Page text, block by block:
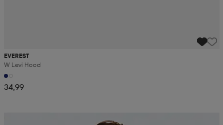
EVEREST
W Levi Hood
34,99